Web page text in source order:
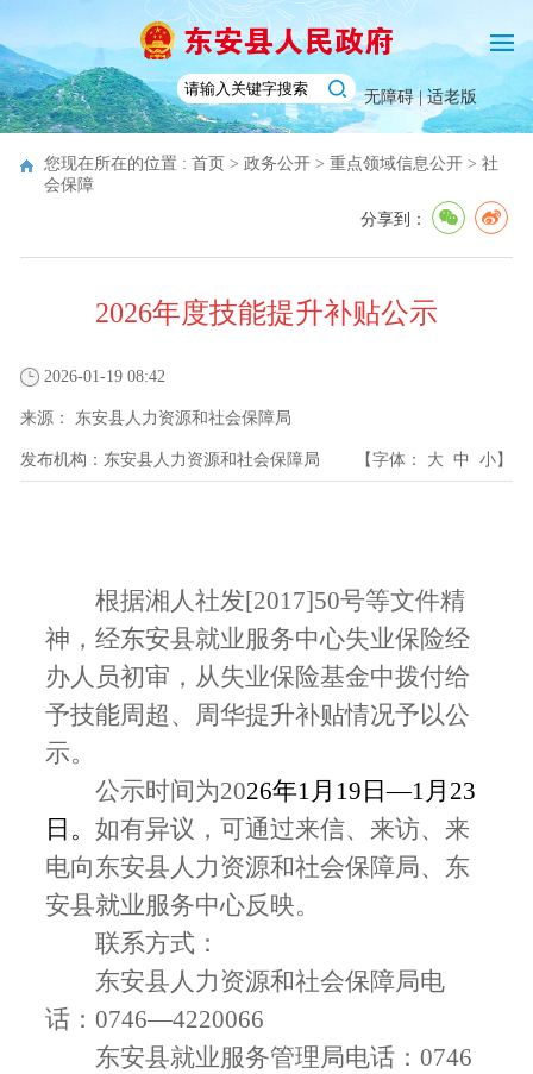
无障碍 |适老版
您现在所在的位置 : 首页 > 政务公开 > 重点领域信息公开 > 社
会保障
分享到：
2026年度技能提升补贴公示
2026-01-19 08:42
来源： 东安县人力资源和社会保障局
发布机构： 东安县人力资源和社会保障局 【字体： 大 中 小】
根据湘人社发[2017]50号等文件精
神，经东安县就业服务中心失业保险经
办人员初审，从失业保险基金中拨付给
予技能周超、周华提升补贴情况予以公
示。
公示时间为2026年1月 19 日—1月 23
日。 如有异议，可通过来信、来访、来
电向东安县人力资源和社会保障局、东
安县就业服务中心反映。
联系方式：
东安县人力资源和社会保障局电
话： 0746—4220066
东安县就业服务管理局电话：0746